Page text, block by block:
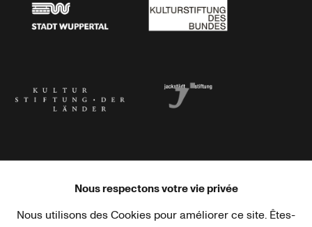
Haus der Kulturen der Welt Goethe-Institut
Nous respectons votre vie privée
Nous utilisons des Cookies pour améliorer ce site. Êtes-